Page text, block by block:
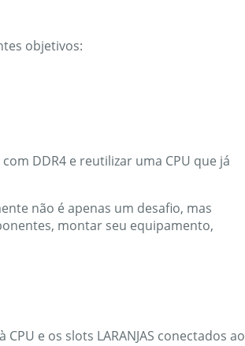
objetivos:
DDR4 e reutilizar uma CPU que já
não é apenas um desafio, mas
montar seu equipamento,
e os slots LARANJAS conectados ao